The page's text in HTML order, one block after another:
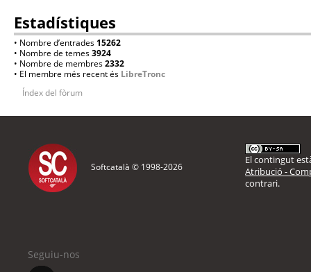
Estadístiques
• Nombre d’entrades 15262
• Nombre de temes3924
• Nombre de membres2332
• El membre més recent és LibreTronc
Índex del fòrum
Softcatalà © 1998-2026
El contingut
Atribució -
contrari.
Seguiu-nos